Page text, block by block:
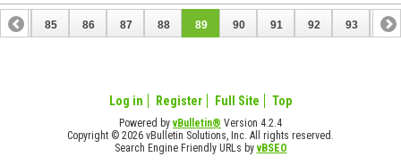
84 85 86 87 88 89 90 91 92 93 94
Log in Register Full Site Top
Powered byvBulletin® Version 4.2.4
Copyright © 2026 vBulletin Solutions, Inc. All rights reserved.
Search Engine Friendly URLs byvBSEO